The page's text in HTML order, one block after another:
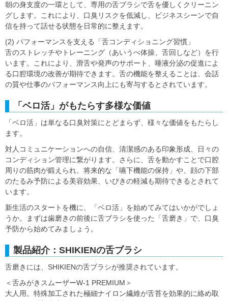
朝の身支度の一環として、専用の舌ブラシで舌を優しくクリーニン
グします。これにより、口臭リスクを低減し、ビジネスシーンで自
信を持って話せる状態を日常的に整えます。
(2) パフォーマンスを支える「舌コンディショニング習慣」
舌のストレッチやトレーニング（あいうべ体操、舌回しなど）を行
います。これにより、滑舌や発声のサポート、唾液分泌の促進によ
る口腔環境の改善が期待できます。舌の機能を整えることは、会話
の質や仕事のパフォーマンス向上にも寄与するとされています。
「ベロ活」がもたらす多様な価値
「ベロ活」は単なる口臭対策にとどまらず、様々な価値をもたらし
ます。
対人コミュニケーションへの自信、清潔感のある印象形成、日々の
コンディション管理に繋がります。さらに、舌を動かすことで口腔
周りの筋肉が鍛えられ、将来的な「嚥下機能の保持」や、顔の下部
のたるみ予防による美容効果、いびきの軽減も期待できるとされて
います。
新生活のスタートを機に、「ベロ活」を始めてみてはいかがでしょ
うか。まずは歯磨きの前後に舌ブラシを使った「舌磨き」で、口臭
予防から始めてみましょう。
製品紹介：SHIKIENの舌ブラシ
舌磨きには、SHIKIENの舌ブラシが推奨されています。
＜舌みがきスムーザーW-1 PREMIUM＞
大人用。特殊加工された極細ナイロン繊維が舌苔を効果的に絡め取